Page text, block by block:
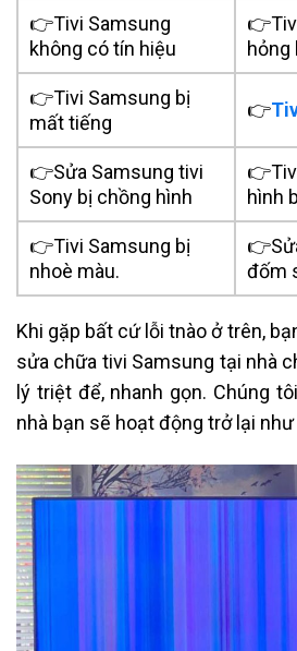
👉Tivi Samsung
không có tín hiệu
hỏng
👉Tivi Samsung bị
mất tiếng
👉
👉Sửa Samsung tivi
Sony bị chồng hình
hình
👉Tivi Samsung bị
nhoè màu.
đốm
Khi gặp bất cứ lỗi tnào ở trên,
sửa chữa tivi Samsung tại nhà
lý triệt để, nhanh gọn. Chúng
nhà bạn sẽ hoạt động trở lại như